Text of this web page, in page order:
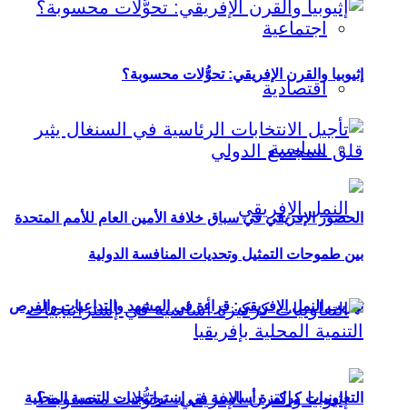
اجتماعية
اقتصادية
سياسية
تهريب النمل الإفريقي: قراءة في المشهد والتداعيات والفرص
إثيوبيا والقرن الإفريقي: تحوُّلات محسوبة؟
الحضور الإفريقي في سباق خلافة الأمين العام للأمم المتحدة
بين طموحات التمثيل وتحديات المنافسة الدولية
التعاونيات كركيزة أساسية في إستراتيجيات التنمية المحلية